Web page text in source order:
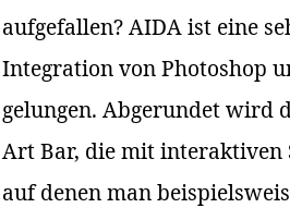
aufgefallen? AIDA ist eine
Integration von Photoshop
gelungen. Abgerundet wird
Art Bar, die mit interaktiven
auf denen man